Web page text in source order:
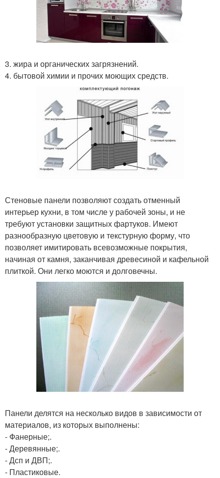
3. жира и органических загрязнений.
4. бытовой химии и прочих моющих средств.
Стеновые панели позволяют создать отменный
интерьер кухни, в том числе у рабочей зоны, и не
требуют установки защитных фартуков. Имеют
разнообразную цветовую и текстурную форму, что
позволяет имитировать всевозможные покрытия,
начиная от камня, заканчивая древесиной и кафельной
плиткой. Они легко моются и долговечны.
Панели делятся на несколько видов в зависимости от
материалов, из которых выполнены:
- Фанерные;.
- Деревянные;.
- Дсп и ДВП;.
- Пластиковые.